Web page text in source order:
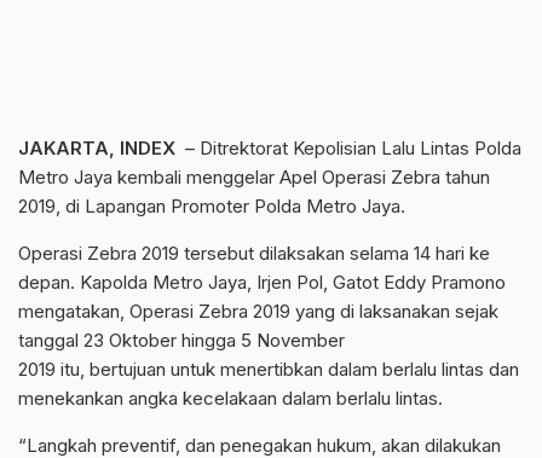
JAKARTA, INDEX – Ditrektorat Kepolisian Lalu Lintas Polda
Metro Jaya kembali menggelar Apel Operasi Zebra tahun
2019, di Lapangan Promoter Polda Metro Jaya.
Operasi Zebra 2019 tersebut dilaksakan selama 14 hari ke
depan. Kapolda Metro Jaya, Irjen Pol, Gatot Eddy Pramono
mengatakan, Operasi Zebra 2019 yang di laksanakan sejak
tanggal 23 Oktober hingga 5 November
2019 itu, bertujuan untuk menertibkan dalam berlalu lintas dan
menekankan angka kecelakaan dalam berlalu lintas.
“Langkah preventif, dan penegakan hukum, akan dilakukan